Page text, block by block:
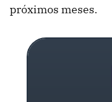
próximos meses.